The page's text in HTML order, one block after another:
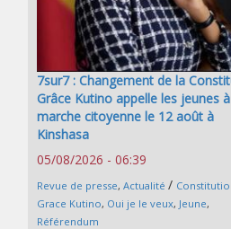
7sur7 : Changement de la
Grâce Kutino appelle les jeunes
marche citoyenne le 12 août à
Kinshasa
05/08/2026 - 06:39
Revue de presse, Actualité /
Grace Kutino, Oui je le veux, Jeune,
Référendum